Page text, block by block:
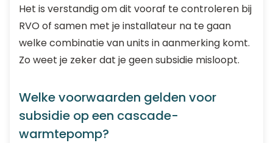
Het is verstandig om dit vooraf te controleren bij
RVO of samen met je installateur na te gaan
welke combinatie van units in aanmerking komt.
Zo weet je zeker dat je geen subsidie misloopt.
Welke voorwaarden gelden voor
subsidie op een cascade-
warmtepomp?